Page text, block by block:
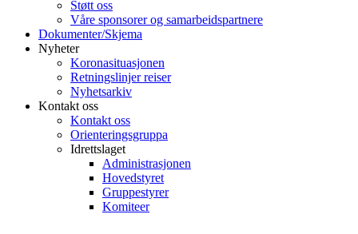
Støtt oss
Våre sponsorer og samarbeidspartnere
Dokumenter/Skjema
Nyheter
Koronasituasjonen
Retningslinjer reiser
Nyhetsarkiv
Kontakt oss
Kontakt oss
Orienteringsgruppa
Idrettslaget
Administrasjonen
Hovedstyret
Gruppestyrer
Komiteer